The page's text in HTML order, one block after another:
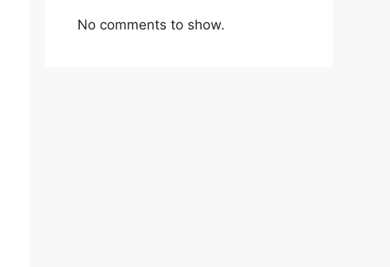
No comments to show.